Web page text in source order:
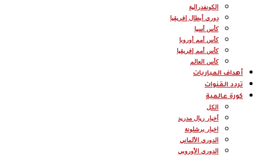
الكونفدرالية
دوري أبطال إفريقيا
كأس أسيا
كأس أمم أوروبا
كأس أمم إفريقيا
كأس العالم
أهداف المباريات
تردد القنوات
كورة عالمية
الكل
أخبار ريال مدريد
اخبار برشلونة
الدوري الألماني
الدوري الأوروبي